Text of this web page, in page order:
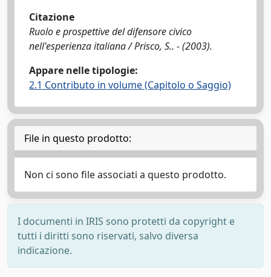
Citazione
Ruolo e prospettive del difensore civico
nell'esperienza italiana / Prisco, S.. - (2003).
Appare nelle tipologie:
2.1 Contributo in volume (Capitolo o Saggio)
File in questo prodotto:
Non ci sono file associati a questo prodotto.
I documenti in IRIS sono protetti da copyright e
tutti i diritti sono riservati, salvo diversa
indicazione.